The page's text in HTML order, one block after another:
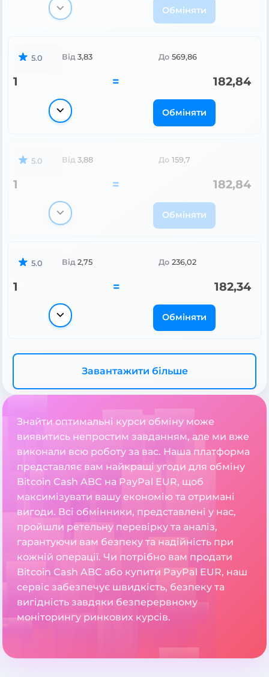
Обміняти
5.0 Від 3,83 До 569,86
1 = 182,84
Обміняти
5.0 Від 3,88 До 159,7
1 = 182,84
Обміняти
5.0 Від 2,75 До 236,02
1 = 182,34
Обміняти
Завантажити більше
Знайти оптимальні курси обміну може
виявитись непростим завданням, але ми вже
виконали всю роботу за вас. Наша платформа
представляє вам найкращі угоди для обміну
Bitcoin Cash ABC на PayPal EUR, щоб
максимізувати вашу економію та отримані
вигоди. Всі обмінники, представлені у нас,
пройшли ретельну перевірку та аналіз,
гарантуючи вам безпеку та надійність при
кожній операції. Чи потрібно вам продати
Bitcoin Cash ABC або купити PayPal EUR, наш
сервіс забезпечує швидкість, безпеку та
вигідність завдяки безперервному
моніторингу ринкових курсів.